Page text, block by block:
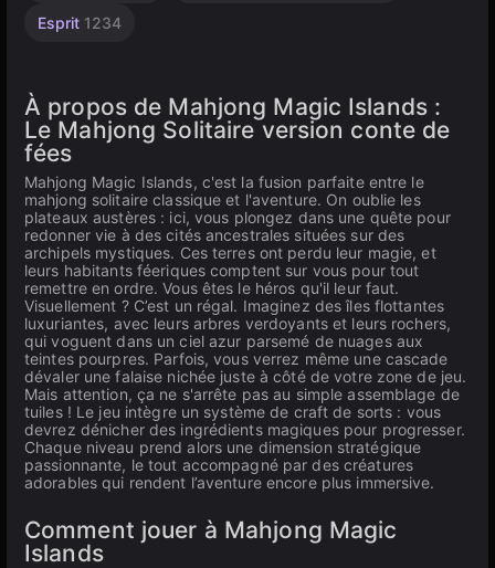
Esprit 1234
À propos de Mahjong Magic Islands :
Le Mahjong Solitaire version conte de
fées
Mahjong Magic Islands, c'est la fusion parfaite entre le
mahjong solitaire classique et l'aventure. On oublie les
plateaux austères : ici, vous plongez dans une quête pour
redonner vie à des cités ancestrales situées sur des
archipels mystiques. Ces terres ont perdu leur magie, et
leurs habitants féeriques comptent sur vous pour tout
remettre en ordre. Vous êtes le héros qu'il leur faut.
Visuellement ? C’est un régal. Imaginez des îles flottantes
luxuriantes, avec leurs arbres verdoyants et leurs rochers,
qui voguent dans un ciel azur parsemé de nuages aux
teintes pourpres. Parfois, vous verrez même une cascade
dévaler une falaise nichée juste à côté de votre zone de jeu.
Mais attention, ça ne s'arrête pas au simple assemblage de
tuiles ! Le jeu intègre un système de craft de sorts : vous
devrez dénicher des ingrédients magiques pour progresser.
Chaque niveau prend alors une dimension stratégique
passionnante, le tout accompagné par des créatures
adorables qui rendent l’aventure encore plus immersive.
Comment jouer à Mahjong Magic
Islands